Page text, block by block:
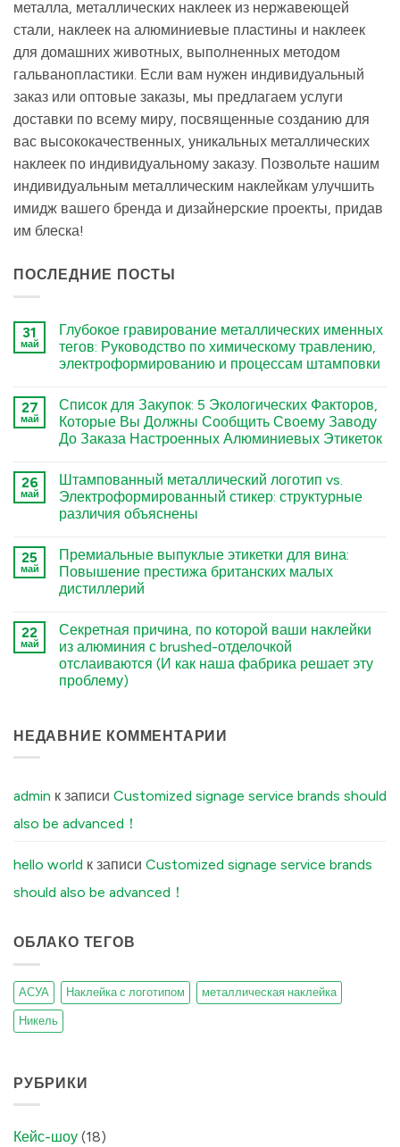
металла, металлических наклеек из нержавеющей
стали, наклеек на алюминиевые пластины и наклеек
для домашних животных, выполненных методом
гальванопластики. Если вам нужен индивидуальный
заказ или оптовые заказы, мы предлагаем услуги
доставки по всему миру, посвященные созданию для
вас высококачественных, уникальных металлических
наклеек по индивидуальному заказу. Позвольте нашим
индивидуальным металлическим наклейкам улучшить
имидж вашего бренда и дизайнерские проекты, придав
им блеска!
ПОСЛЕДНИЕ ПОСТЫ
31
май
Глубокое гравирование металлических именных
тегов: Руководство по химическому травлению,
электроформированию и процессам штамповки
नहीं
Deep
Engraving
Metal
Nametags:
Guide
to
Chemical
Etching,
Electroforming,
Processes
में
27
май
Список для Закупок: 5 Экологических Факторов,
Которые Вы Должны Сообщить Своему Заводу
До Заказа Настроенных Алюминиевых Этикеток
The
Sourcing
Checklist:
5
Factors
You
Must
Tell
Your
Ordering
Custom
Aluminum
Labels
में
26
май
Штампованный металлический логотип vs.
Электроформированный стикер: структурные
различия объяснены
नहीं
Stamped
Metal
Logo
vs.
Sticker:
Structural
Differences
Explained
में
25
май
Премиальные выпуклые этикетки для вина:
Повышение престижа британских малых
дистиллерий
नहीं
Premium
Embossed
Wine
Labels:
Elevating
में
22
май
Секретная причина, по которой ваши наклейки
из алюминия с brushed-отделочкой
отслаиваются (И как наша фабрика решает эту
проблему)
The
Secret
Aluminum
Stickers
Off
Our
Factory
It)
НЕДАВНИЕ КОММЕНТАРИИ
admin к записи Customized signage service brands should
also be advanced！
hello world к записи Customized signage service brands
should also be advanced！
ОБЛАКО ТЕГОВ
АСУА Наклейка с логотипом металлическая наклейка
Никель
РУБРИКИ
Кейс-шоу (18)